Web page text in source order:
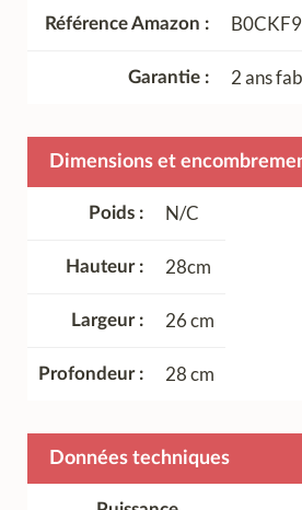
Référence Amazon
Garantie 2 ans
Dimensions et
Poids N/C
Hauteur 28cm
Largeur 26 cm
Profondeur 28 cm
Données techniques